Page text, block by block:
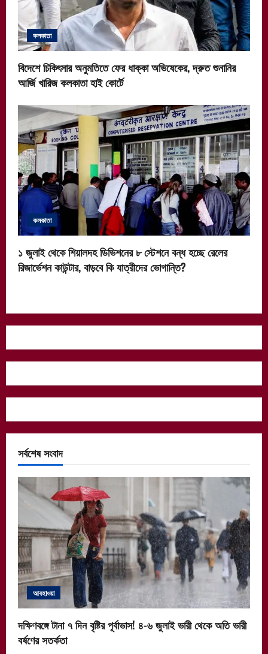
কলকাতা
বিদেশে চিকিৎসার অনুমতিতে ফের ধাক্কা অভিষেকের, দ্রুত শুনানির
আর্জি খারিজ কলকাতা হাই কোর্টে
কলকাতা
১ জুলাই থেকে শিয়ালদহ ডিভিশনের ৮ স্টেশনে বন্ধ হচ্ছে রেলের
রিজার্ভেশন কাউন্টার, বাড়বে কি যাত্রীদের ভোগান্তি?
সর্বশেষ সংবাদ
আবহাওয়া
দক্ষিণবঙ্গে টানা ৭ দিন বৃষ্টির পূর্বাভাস! ৪-৬ জুলাই ভারী থেকে অতি ভারী
বর্ষণের সতর্কতা